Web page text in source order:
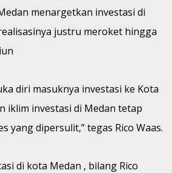
menargetkan investasi di
justru meroket hingga
diri masuknya investasi ke Kota
iklim investasi di Medan tetap
yang dipersulit,” tegas Rico Waas.
di kota Medan , bilang Rico